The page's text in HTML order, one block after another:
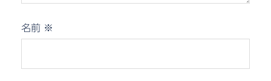
名前 ※